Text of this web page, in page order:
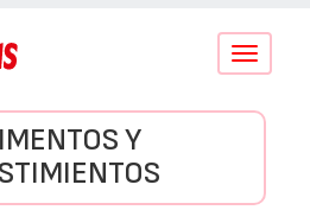
Conmutar
Y